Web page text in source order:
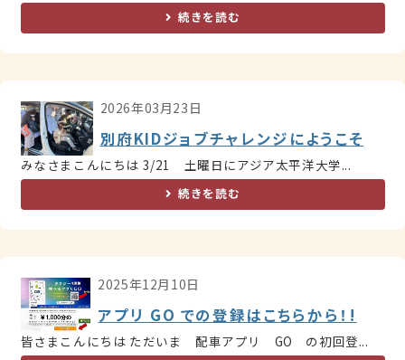
続きを読む
2026年03月23日
別府KIDジョブチャレンジにようこそ
みなさまこんにちは 3/21 土曜日にアジア太平洋大学...
続きを読む
2025年12月10日
アプリ GO での登録はこちらから！!
皆さまこんにちは ただいま 配車アプリ GO の初回登...